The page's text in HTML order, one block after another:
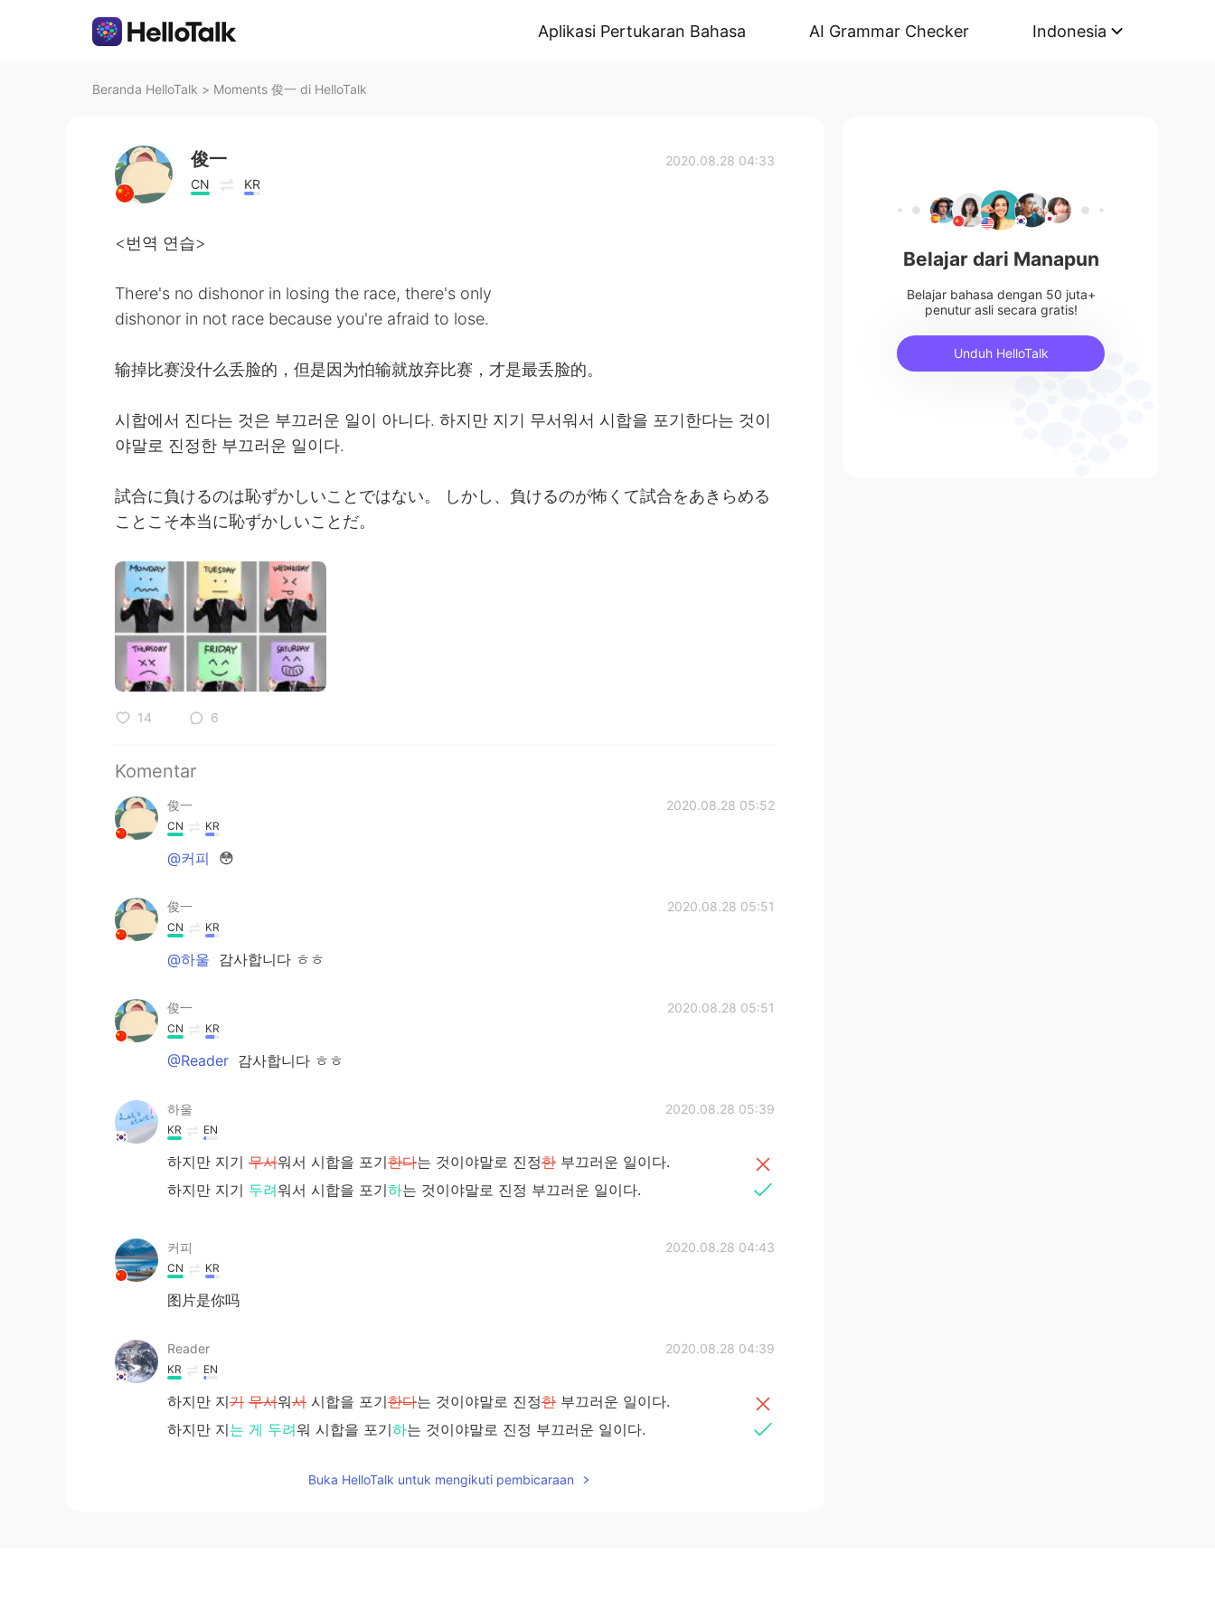
Aplikasi Pertukaran Bahasa AI Grammar Checker Indonesia
Beranda HelloTalk > Moments 俊一 di HelloTalk
俊一
CN KR
2020.08.28 04:33
<번역 연습>
There's no dishonor in losing the race, there's only
dishonor in not race because you're afraid to lose.
输掉比赛没什么丢脸的，但是因为怕输就放弃比赛，才是最丢脸的。
시합에서 진다는 것은 부끄러운 일이 아니다. 하지만 지기 무서워서 시합을 포기한다는 것이
야말로 진정한 부끄러운 일이다.
試合に負けるのは恥ずかしいことではない。 しかし、負けるのが怖くて試合をあきらめる
ことこそ本当に恥ずかしいことだ。
14 6
Komentar
俊一 2020.08.28 05:52
CN KR
@커피 😳
俊一 2020.08.28 05:51
CN KR
@하울 감사합니다 ㅎㅎ
俊一 2020.08.28 05:51
CN KR
@Reader 감사합니다 ㅎㅎ
하울 2020.08.28 05:39
KR EN
하지만 지기 무서워서 시합을 포기한다는 것이야말로 진정한 부끄러운 일이다.
하지만 지기 두려워서 시합을 포기하는 것이야말로 진정 부끄러운 일이다.
커피 2020.08.28 04:43
CN KR
图片是你吗
Reader 2020.08.28 04:39
KR EN
하지만 지기 무서워서 시합을 포기한다는 것이야말로 진정한 부끄러운 일이다.
하지만 지는 게 두려워 시합을 포기하는 것이야말로 진정 부끄러운 일이다.
Buka HelloTalk untuk mengikuti pembicaraan
Belajar dari Manapun
Belajar bahasa dengan 50 juta+
penutur asli secara gratis!
Unduh HelloTalk